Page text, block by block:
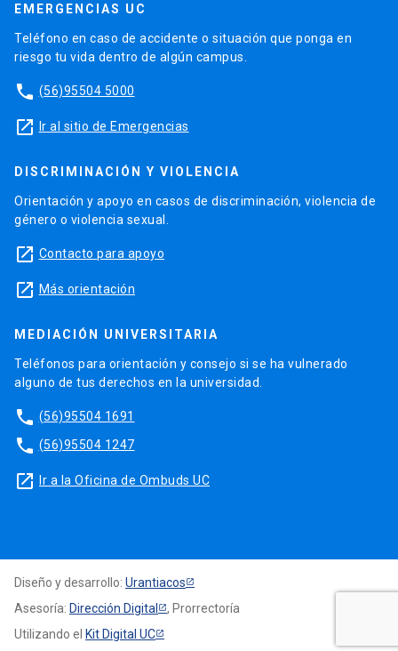
EMERGENCIAS UC
Teléfono en caso de accidente o situación que ponga en
riesgo tu vida dentro de algún campus.
phone (56)95504 5000
launch Ir al sitio de Emergencias
DISCRIMINACIÓN Y VIOLENCIA
Orientación y apoyo en casos de discriminación, violencia de
género o violencia sexual.
launch Contacto para apoyo
launch Más orientación
MEDIACIÓN UNIVERSITARIA
Teléfonos para orientación y consejo si se ha vulnerado
alguno de tus derechos en la universidad.
phone (56)95504 1691
phone (56)95504 1247
launch Ir a la Oficina de Ombuds UC
Diseño y desarrollo: Urantiacos
Asesoría: Dirección Digital
, Prorrectoría
Utilizando el Kit Digital UC